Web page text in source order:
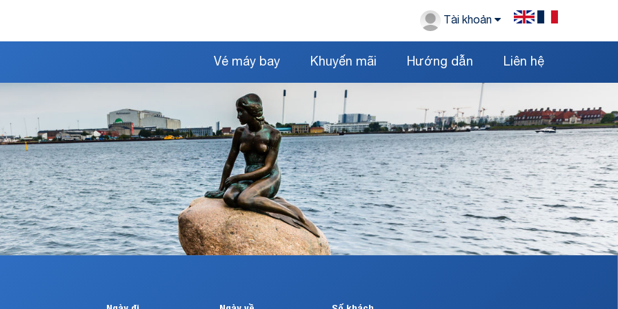
Tài khoản
Vé máy bay Khuyến mãi Hướng dẫn Liên hệ